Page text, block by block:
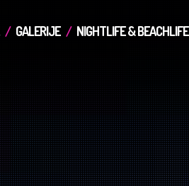
GALERIJE NIGHTLIFE & BEACHLIFE